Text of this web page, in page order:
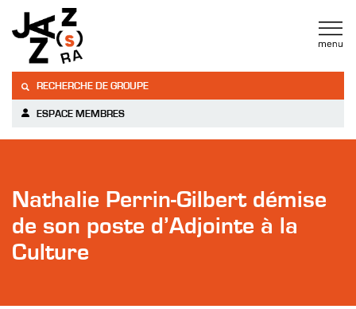
RECHERCHE DE GROUPE
ESPACE MEMBRES
Nathalie Perrin-Gilbert démise
de son poste d’Adjointe à la
Culture